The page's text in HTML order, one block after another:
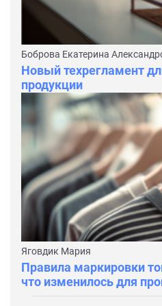
Боброва Екатерина
Новый техрегламент
продукции
Яговдик Мария
Правила маркировки
что изменилось для